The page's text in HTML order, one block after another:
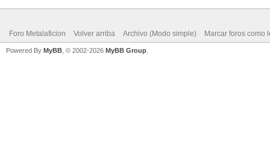
Foro Metalaficion Volver arriba Archivo (Modo simple) Marcar foros como
Powered By MyBB , © 2002-2026 MyBB Group